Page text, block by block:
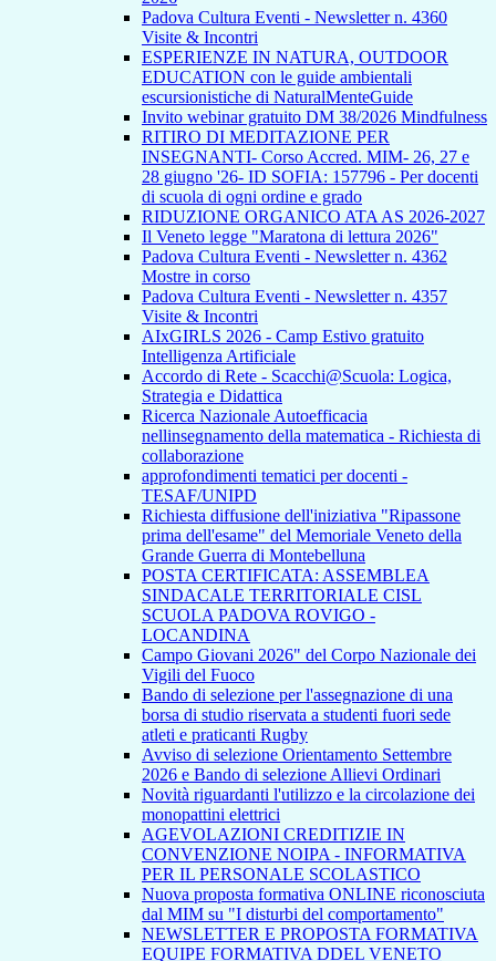
Padova Cultura Eventi - Newsletter n. 4360
Visite & Incontri
ESPERIENZE IN NATURA, OUTDOOR
EDUCATION con le guide ambientali
escursionistiche di NaturalMenteGuide
Invito webinar gratuito DM 38/2026 Mindfulness
RITIRO DI MEDITAZIONE PER
INSEGNANTI- Corso Accred. MIM- 26, 27 e
28 giugno '26- ID SOFIA: 157796 - Per docenti
di scuola di ogni ordine e grado
RIDUZIONE ORGANICO ATA AS 2026-2027
Il Veneto legge "Maratona di lettura 2026"
Padova Cultura Eventi - Newsletter n. 4362
Mostre in corso
Padova Cultura Eventi - Newsletter n. 4357
Visite & Incontri
AIxGIRLS 2026 - Camp Estivo gratuito
Intelligenza Artificiale
Accordo di Rete - Scacchi@Scuola: Logica,
Strategia e Didattica
Ricerca Nazionale Autoefficacia
nellinsegnamento della matematica - Richiesta di
collaborazione
approfondimenti tematici per docenti -
TESAF/UNIPD
Richiesta diffusione dell'iniziativa "Ripassone
prima dell'esame" del Memoriale Veneto della
Grande Guerra di Montebelluna
POSTA CERTIFICATA: ASSEMBLEA
SINDACALE TERRITORIALE CISL
SCUOLA PADOVA ROVIGO -
LOCANDINA
Campo Giovani 2026" del Corpo Nazionale dei
Vigili del Fuoco
Bando di selezione per l'assegnazione di una
borsa di studio riservata a studenti fuori sede
atleti e praticanti Rugby
Avviso di selezione Orientamento Settembre
2026 e Bando di selezione Allievi Ordinari
Novità riguardanti l'utilizzo e la circolazione dei
monopattini elettrici
AGEVOLAZIONI CREDITIZIE IN
CONVENZIONE NOIPA - INFORMATIVA
PER IL PERSONALE SCOLASTICO
Nuova proposta formativa ONLINE riconosciuta
dal MIM su "I disturbi del comportamento"
NEWSLETTER E PROPOSTA FORMATIVA
EQUIPE FORMATIVA DDEL VENETO